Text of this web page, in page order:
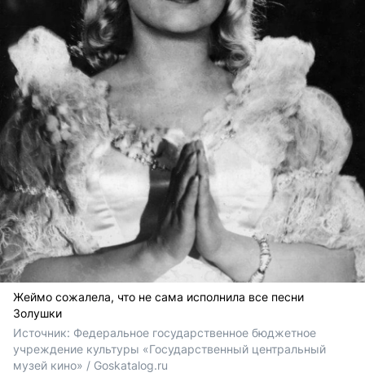
Жеймо сожалела, что не сама исполнила все песни
Золушки
Источник: Федеральное государственное бюджетное
учреждение культуры «Государственный центральный
музей кино» / Goskatalog.ru